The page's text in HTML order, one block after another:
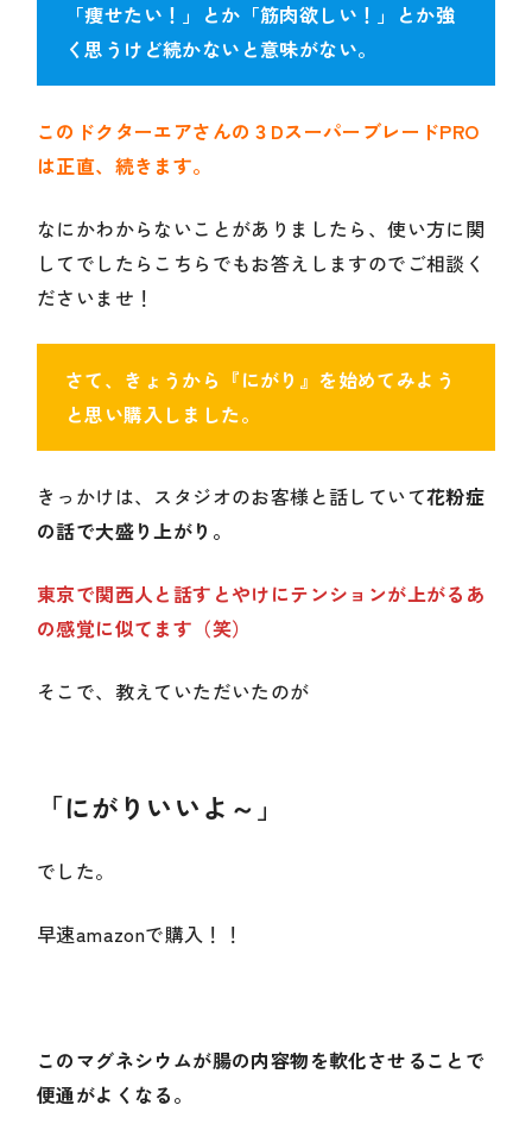
「痩せたい！」とか「筋肉欲しい！」とか強
く思うけど続かないと意味がない。
このドクターエアさんの３DスーパーブレードPRO
は正直、続きます。
なにかわからないことがありましたら、使い方に関
してでしたらこちらでもお答えしますのでご相談く
ださいませ！
さて、きょうから『にがり』を始めてみよう
と思い購入しました。
きっかけは、スタジオのお客様と話していて花粉症
の話で大盛り上がり。
東京で関西人と話すとやけにテンションが上がるあ
の感覚に似てます（笑）
そこで、教えていただいたのが
「にがりいいよ～」
でした。
早速amazonで購入！！
このマグネシウムが腸の内容物を軟化させることで
便通がよくなる。